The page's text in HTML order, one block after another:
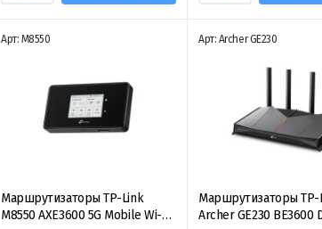
Арт: M8550
Маршрутизаторы TP-Link
M8550 AXE3600 5G Mobile Wi-Fi,
Арт: Archer GE230
Маршрутизаторы TP-
Archer GE230 BE3600